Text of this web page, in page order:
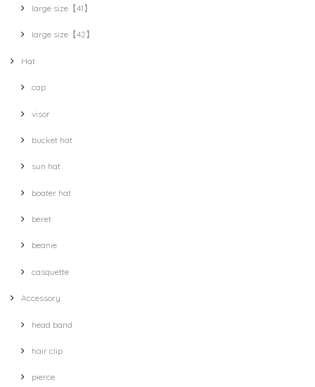
large size【41】
large size【42】
Hat
cap
visor
bucket hat
sun hat
boater hat
beret
beanie
casquette
Accessory
head band
hair clip
pierce